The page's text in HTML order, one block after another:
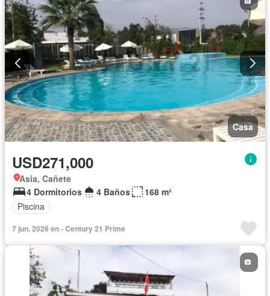
Casa
USD271,000
Asia, Cañete
4 Dormitorios
4 Baños
168 m²
Piscina
7 jun. 2026 en - Century 21 Prime